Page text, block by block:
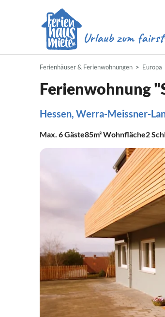
Ferienhäuser & Ferienwohnungen Europa
Ferienwohnung
Hessen, Werra-Meissner-
Max. 6Gäste85m²Wohnfläche2